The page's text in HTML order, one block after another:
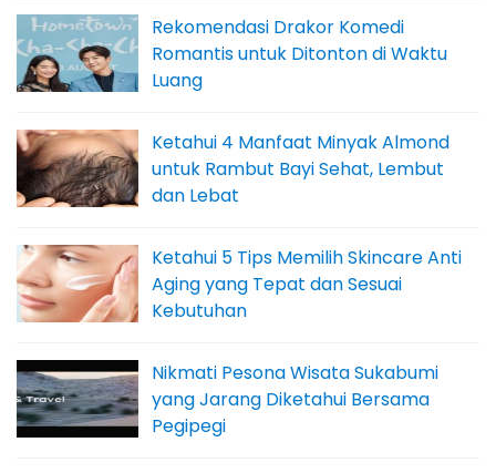
Rekomendasi Drakor Komedi
Romantis untuk Ditonton di Waktu
Luang
Ketahui 4 Manfaat Minyak Almond
untuk Rambut Bayi Sehat, Lembut
dan Lebat
Ketahui 5 Tips Memilih Skincare Anti
Aging yang Tepat dan Sesuai
Kebutuhan
Nikmati Pesona Wisata Sukabumi
yang Jarang Diketahui Bersama
Pegipegi